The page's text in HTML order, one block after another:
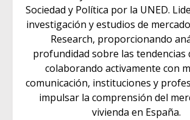
Sociedad y Política por la UNED.
investigación y estudios de
Research, proporcionando
profundidad sobre las tendencias
colaborando activamente con
comunicación, instituciones y
impulsar la comprensión del
vivienda en España.